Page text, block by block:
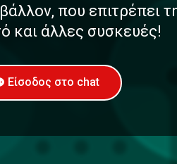
που επιτρέπει
και άλλες συσκευές!
Είσοδος στο chat